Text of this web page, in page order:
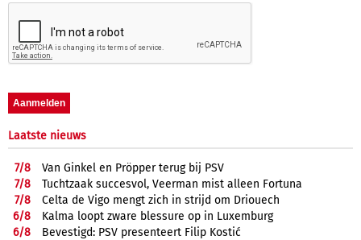
Laatste nieuws
7/8
Van Ginkel en Pröpper terug bij PSV
7/8
Tuchtzaak succesvol, Veerman mist alleen Fortuna
7/8
Celta de Vigo mengt zich in strijd om Driouech
6/8
Kalma loopt zware blessure op in Luxemburg
6/8
Bevestigd: PSV presenteert Filip Kostić